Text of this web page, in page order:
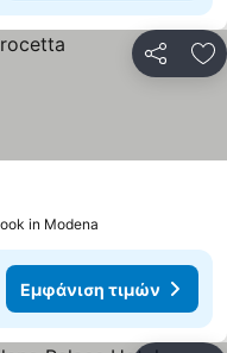
in Modena
Εμφάνιση τιμών